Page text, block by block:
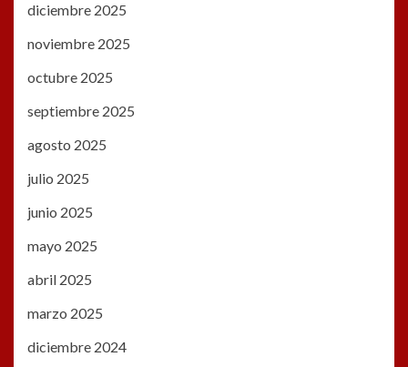
diciembre 2025
noviembre 2025
octubre 2025
septiembre 2025
agosto 2025
julio 2025
junio 2025
mayo 2025
abril 2025
marzo 2025
diciembre 2024